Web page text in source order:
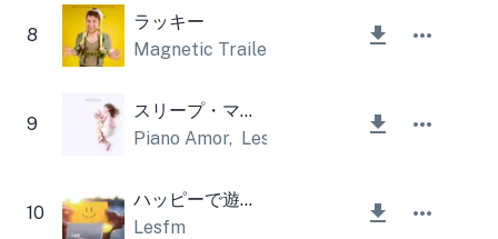
8
ラッキー
Magnetic Trailer
9
スリープ・マイ・チャイルド
Piano Amor, Lesfm
10
ハッピーで遊び心
Lesfm